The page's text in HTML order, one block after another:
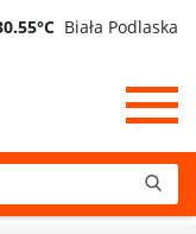
Biała Podlaska